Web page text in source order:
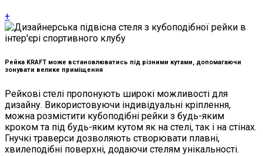
+
Рейка KRAFT може встановлюватись під різними кутами, допомагаючи
зонувати велике приміщення
Рейкові стелі пропонують широкі можливості для
дизайну. Використовуючи індивідуальні кріплення,
можна розмістити кубоподібні рейки з будь-яким
кроком та під будь-яким кутом як на стелі, так і на стінах.
Гнучкі траверси дозволяють створювати плавні,
хвилеподібні поверхні, додаючи стелям унікальності.